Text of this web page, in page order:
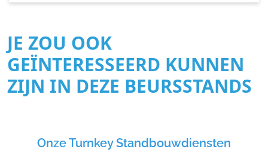
JE ZOU OOK
GEÏNTERESSEERD KUNNEN
ZIJN IN DEZE BEURSSTANDS
Onze Turnkey Standbouwdiensten